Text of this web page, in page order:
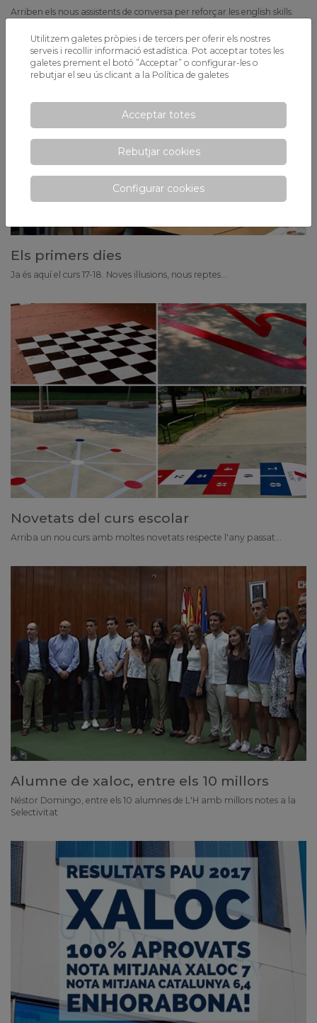
Arriben els nous assistents de conversa per reforçar les english skills.
Els primers dies
Ja és aquí el curs 17-18. Noves il·lusions, nous reptes...
Novetats del curs escolar
Arriba un nou curs amb moltes novetats respecte l'any passat...
Alumne de xaloc, entre els 10 millors
Néstor Domingo, entre els 10 alumnes de L'H amb millors notes a la
Selectivitat
Utilitzem galetes pròpies i de tercers per oferir els nostres
serveis i recollir informació estadística. Pot acceptar totes les
galetes prement el botó ”Acceptar” o configurar-les o
rebutjar el seu ús clicant a la Política de galetes
Acceptar totes
Rebutjar cookies
Configurar cookies